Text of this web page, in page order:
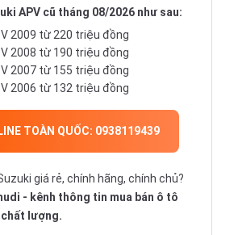
APV cũ tháng 08/2026 như sau:
2009 từ 220 triệu đồng
2008 từ 190 triệu đồng
2007 từ 155 triệu đồng
2006 từ 132 triệu đồng
TOÀN QUỐC: 0938119439
giá rẻ, chính hãng, chính chủ?
- kênh thông tin mua bán ô tô
chất lượng.